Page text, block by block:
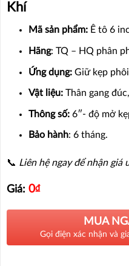
Khí
Mã sản phẩm:Ê tô 6
Hãng: TQ – HQ phân
Ứng dụng:Giữ kẹp
Vật liệu:Thân gang
Thông số: 6″- độ mở
Bảo hành: 6 tháng.
📞 Liên hệ ngay để nhận giá
Giá: 0₫
MUA
Gọi điện xác nhận và